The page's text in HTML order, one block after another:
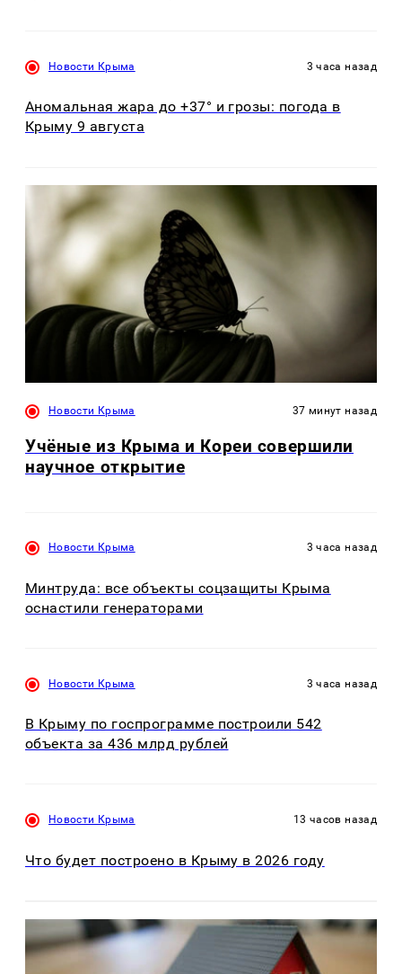
Новости Крыма 3 часа назад
Аномальная жара до +37° и грозы: погода в
Крыму 9 августа
Новости Крыма 37 минут назад
Учёные из Крыма и Кореи совершили
научное открытие
Новости Крыма 3 часа назад
Минтруда: все объекты соцзащиты Крыма
оснастили генераторами
Новости Крыма 3 часа назад
В Крыму по госпрограмме построили 542
объекта за 436 млрд рублей
Новости Крыма 13 часов назад
Что будет построено в Крыму в 2026 году